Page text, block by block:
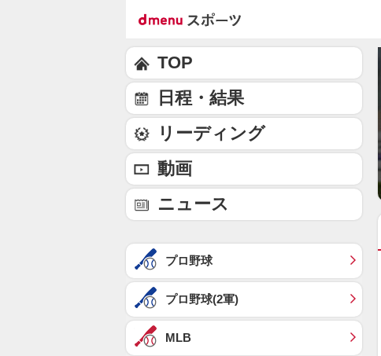
TOP
日程・結果
リーディング
動画
ニュース
プロ野球
プロ野球(2軍)
MLB